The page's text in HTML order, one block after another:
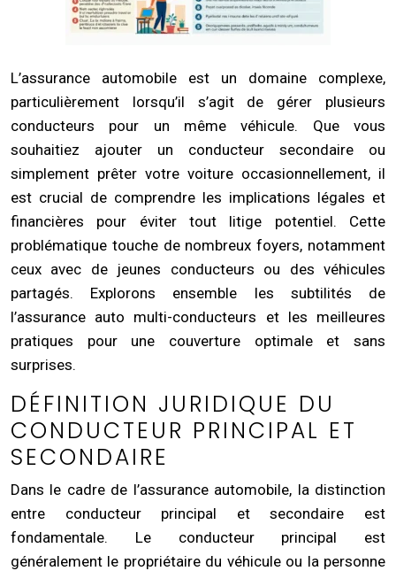
L’assurance automobile est un domaine complexe,
particulièrement lorsqu’il s’agit de gérer plusieurs
conducteurs pour un même véhicule. Que vous
souhaitiez ajouter un conducteur secondaire ou
simplement prêter votre voiture occasionnellement, il
est crucial de comprendre les implications légales et
financières pour éviter tout litige potentiel. Cette
problématique touche de nombreux foyers, notamment
ceux avec de jeunes conducteurs ou des véhicules
partagés. Explorons ensemble les subtilités de
l’assurance auto multi-conducteurs et les meilleures
pratiques pour une couverture optimale et sans
surprises.
DÉFINITION JURIDIQUE DU
CONDUCTEUR PRINCIPAL ET
SECONDAIRE
Dans le cadre de l’assurance automobile, la distinction
entre conducteur principal et secondaire est
fondamentale. Le conducteur principal est
généralement le propriétaire du véhicule ou la personne